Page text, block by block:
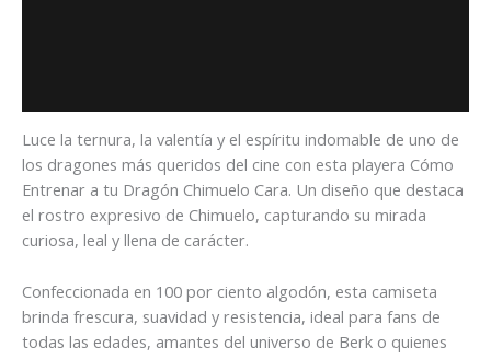
Luce la ternura, la valentía y el espíritu indomable de uno de
los dragones más queridos del cine con esta playera Cómo
Entrenar a tu Dragón Chimuelo Cara. Un diseño que destaca
el rostro expresivo de Chimuelo, capturando su mirada
curiosa, leal y llena de carácter.
Confeccionada en 100 por ciento algodón, esta camiseta
brinda frescura, suavidad y resistencia, ideal para fans de
todas las edades, amantes del universo de Berk o quienes